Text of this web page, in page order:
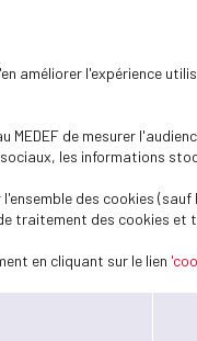
améliorer l'expérience
de mesurer
les informations
des cookies
traitement des cookies et
en cliquant sur le lien